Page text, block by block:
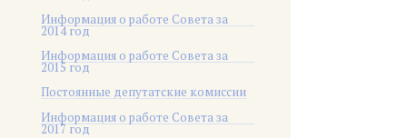
Информация о работе Совета за
2014 год
Информация о работе Совета за
2015 год
Постоянные депутатские комиссии
Информация о работе Совета за
2017 год